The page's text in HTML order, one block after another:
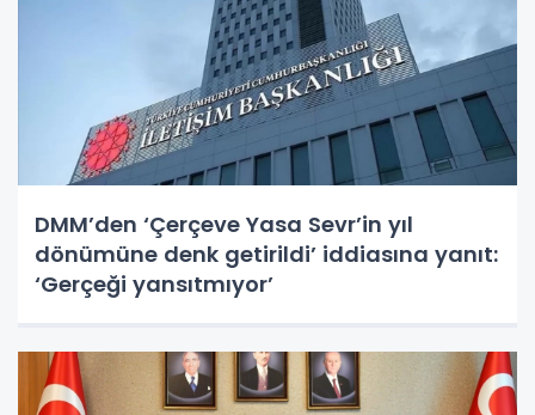
DMM’den ‘Çerçeve Yasa Sevr’in yıl
dönümüne denk getirildi’ iddiasına yanıt:
‘Gerçeği yansıtmıyor’